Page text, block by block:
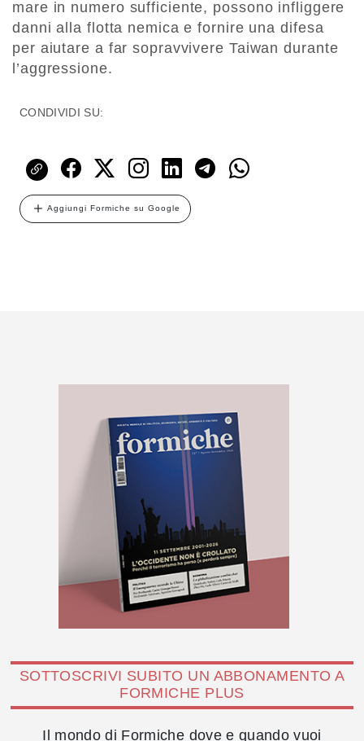
mare in numero sufficiente, possono infliggere
danni alla flotta nemica e fornire una difesa
per aiutare a far sopravvivere Taiwan durante
l’aggressione.
CONDIVIDI SU:
Aggiungi Formiche su Google
SOTTOSCRIVI SUBITO UN ABBONAMENTO A
FORMICHE PLUS
Il mondo di Formiche dove e quando vuoi